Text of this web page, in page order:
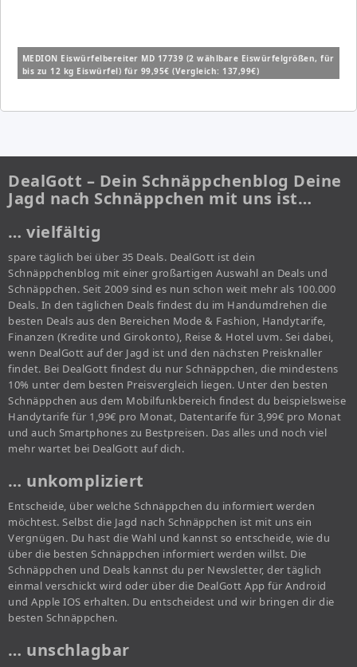
MEDION Eiswürfelbereiter MD 17739 (2 wählbare Eiswürfelgrößen, für
bis zu 12 kg Eiswürfel) für 99,95€ (Vergleich: 137,99€)
DealGott – Dein Schnäppchenblog Deine
Jagd nach Schnäppchen mit uns ist…
… vielfältig
spare täglich bei über 35 Deals. DealGott ist dein
Schnäppchenblog mit einer großartigen Auswahl an Deals und
Schnäppchen. Seit 2009 sind es nun schon weit mehr als 100.000
Deals. In den täglichen Deals findest du im Handumdrehen die
besten Deals aus den Bereichen Mode & Fashion, Handytarife,
Finanzen (Kredite und Girokonto), Reise & Hotel uvm. Sei dabei,
wenn DealGott auf der Jagd ist und den nächsten Preisknaller
findet. Bei DealGott findest du nur Schnäppchen, die mindestens
10% unter dem besten Preisvergleich liegen. Unter den besten
Schnäppchen aus dem Mobilfunkbereich findest du beispielsweise
Handytarife für 1,99€ pro Monat, Datentarife für 3,99€ pro Monat
und auch Smartphones zu Bestpreisen. Das alles und noch viel
mehr wartet bei DealGott auf dich.
… unkompliziert
Entscheide, über welche Schnäppchen du informiert werden
möchtest. Selbst die Jagd nach Schnäppchen ist mit uns ein
Vergnügen. Du hast die Wahl und kannst so entscheide, wie du
über die besten Schnäppchen informiert werden willst. Die
Schnäppchen und Deals kannst du per Newsletter, der täglich
einmal verschickt wird oder über die DealGott App für Android
und Apple IOS erhalten. Du entscheidest und wir bringen dir die
besten Schnäppchen.
… unschlagbar